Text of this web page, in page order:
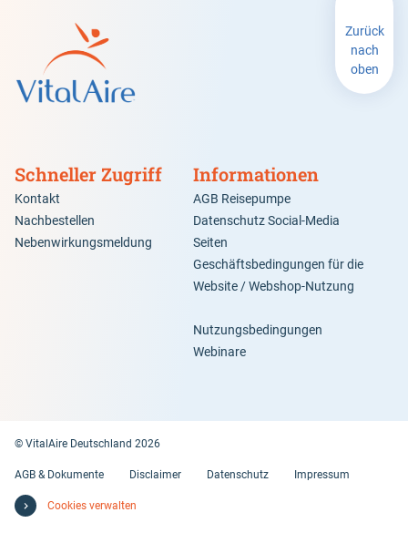
Schneller Zugriff
Kontakt
Nachbestellen
Nebenwirkungsmeldung
Informationen
AGB Reisepumpe
Datenschutz Social-Media
Seiten
Geschäftsbedingungen für die
Website / Webshop-Nutzung
Nutzungsbedingungen
Webinare
Zurück
nach
oben
© VitalAire Deutschland 2026
AGB & Dokumente Disclaimer Datenschutz Impressum
Cookies verwalten